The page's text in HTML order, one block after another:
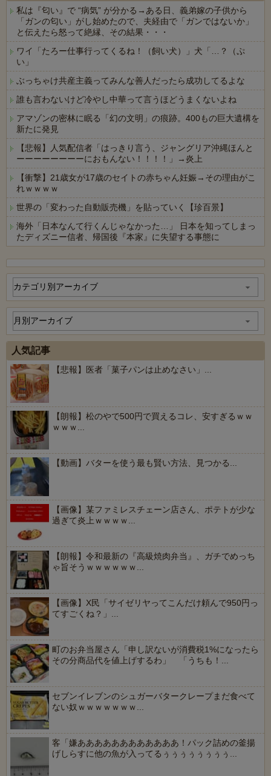
私は『匂い』で “病気” が分かる→ある日、義弟嫁の子供から
「ガンの匂い」がし始めたので、夫経由で「ガンではないか」
と伝えたら怒って絶縁、その結果・・・
ワイ「たろー仕事行ってくるね！（飼い犬）」犬「…？（ぷ
い」
ぶっちゃけ共産主義ってみんな善人だったら成功してるよな
誰も言わないけど冷やし中華って言うほどうまくないよね
アマゾンの密林に眠る「幻の文明」の痕跡。400もの巨大遺構を
新たに発見
【悲報】人気配信者「はっきり言う、ジャングリア沖縄ほんと
ーーーーーーーーにおもんない！！！！」→炎上
【衝撃】21歳女が17歳のセイトの赤ちゃん妊娠→その理由がこ
れｗｗｗｗ
世界の「変わった自動販売機」を貼っていく【珍百景】
海外「日本なんて行くんじゃなかった…」 日本を知ってしまっ
たディズニー信者、帰国後『本家』に失望する事態に
人気記事
【悲報】医者「菓子パンは止めなさい」...
【朗報】松のやで500円で買えるコレ、安すぎるｗｗ
ｗｗｗ...
【動画】バターを使う最も賢い方法、見つかる...
【画像】某ファミレスチェーン店さん、ポテトが少な
過ぎて炎上ｗｗｗｗ...
【朗報】令和最新の『高級焼肉弁当』、ガチでめっち
ゃ旨そうｗｗｗｗｗｗ...
【画像】X民「サイゼリヤってこんだけ頼んで950円っ
てすごくね？」...
町のお弁当屋さん「申し訳ないが消費税1%になったら
その分商品代を値上げするわ」 「うちも！...
セブンイレブンのシュガーバタークレープまだ食べて
ない奴ｗｗｗｗｗｗｗ...
客「嫌ああああああああああああ！パック詰めの釜揚
げしらすに他の魚が入ってるぅぅぅぅぅぅぅぅ...